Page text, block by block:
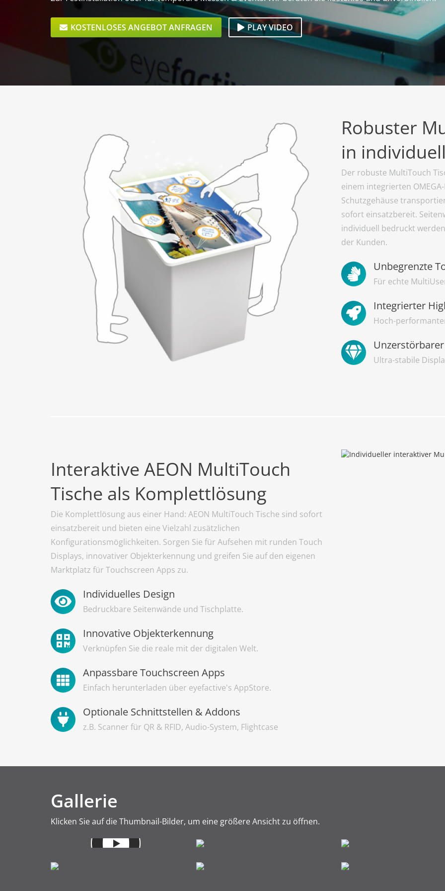
KOSTENLOSES ANGEBOT ANFRAGEN PLAY VIDEO
Robuster
in
Der robuste MultiTouch
einem integrierten
Schutzgehäuse
sofort einsatzbereit.
individuell bedruckt
der Kunden.
Unbegrenzte
Für echte
Integrierter
Hoch-
Ultra-stabile
Interaktive AEON MultiTouch
Tische als Komplettlösung
Die Komplettlösung aus einer Hand: AEON MultiTouch Tische sind sofort
einsatzbereit und bieten eine Vielzahl zusätzlichen
Konfigurationsmöglichkeiten. Sorgen Sie für Aufsehen mit runden Touch
Displays, innovativer Objekterkennung und greifen Sie auf den eigenen
Marktplatz für Touchscreen Apps zu.
Individuelles Design
Bedruckbare Seitenwände und Tischplatte.
Innovative Objekterkennung
Verknüpfen Sie die reale mit der digitalen Welt.
Anpassbare Touchscreen Apps
Einfach herunterladen über eyefactive's AppStore.
Optionale Schnittstellen & Addons
z.B. Scanner für QR & RFID, Audio-System, Flightcase
Gallerie
Klicken Sie auf die Thumbnail-Bilder, um eine größere Ansicht zu öffnen.